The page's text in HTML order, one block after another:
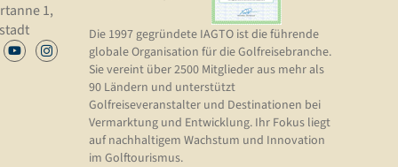
1,
Die 1997 gegründete IAGTO ist die führende
globale Organisation für die Golfreisebranche.
Sie vereint über 2500 Mitglieder aus mehr als
90 Ländern und unterstützt
Golfreiseveranstalter und Destinationen bei
Vermarktung und Entwicklung. Ihr Fokus liegt
auf nachhaltigem Wachstum und Innovation
im Golftourismus.